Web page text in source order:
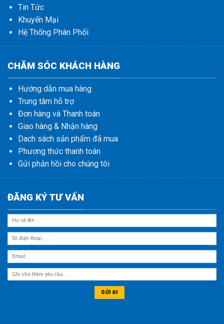
Tin Tức
Khuyến Mại
Hệ Thống Phân Phối
CHĂM SÓC KHÁCH HÀNG
Hướng dẫn mua hàng
Trung tâm hỗ trợ
Đơn hàng và Thanh toán
Giao hàng & Nhận hàng
Dach sách sản phẩm đã mua
Phương thức thanh toán
Gửi phản hồi cho chúng tôi
ĐĂNG KÝ TƯ VẤN